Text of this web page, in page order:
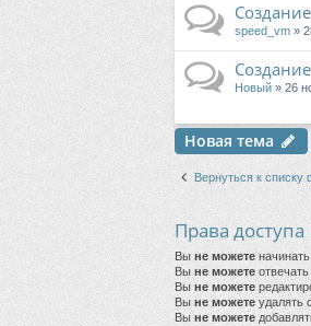
speed_vm »
Новый » 26
Новая тема
Вернуться к
Права доступа
Вы не можете
Вы не можете
Вы не можете
Вы не можете удалять
Вы не можете